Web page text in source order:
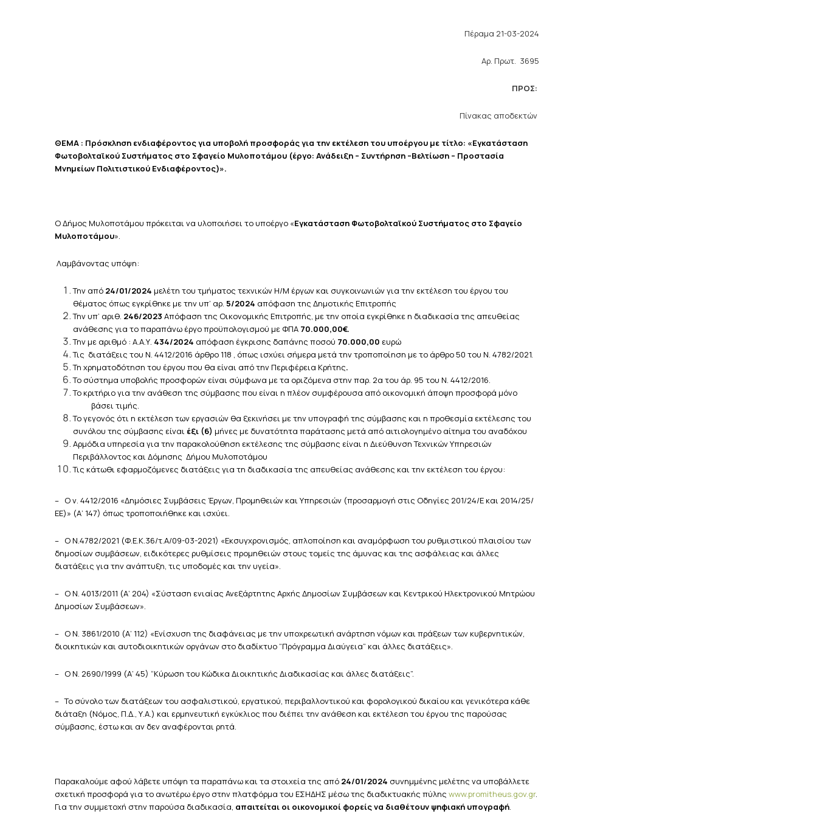
Πέραμα 21-03-2024
Αρ. Πρωτ. 3695
ΠΡΟΣ:
Πίνακας αποδεκτών
ΘΕΜΑ : Πρόσκληση ενδιαφέροντος για υποβολή προσφοράς για την εκτέλεση του υποέργου με τίτλο: «Εγκατάσταση
Φωτοβολταϊκού Συστήματος στο Σφαγείο Μυλοποτάμου (έργο: Ανάδειξη – Συντήρηση –Βελτίωση – Προστασία
Μνημείων Πολιτιστικού Ενδιαφέροντος)».
Ο Δήμος Μυλοποτάμου πρόκειται να υλοποιήσει το υποέργο «Εγκατάσταση Φωτοβολταϊκού Συστήματος στο Σφαγείο
Μυλοποτάμου».
Λαμβάνοντας υπόψη:
Την από 24/01/2024 μελέτη του τμήματος τεχνικών Η/Μ έργων και συγκοινωνιών για την εκτέλεση του έργου του
θέματος όπως εγκρίθηκε με την υπ’ αρ. 5/2024 απόφαση της Δημοτικής Επιτροπής
Την υπ’ αριθ. 246/2023 Απόφαση της Οικονομικής Επιτροπής, με την οποία εγκρίθηκε η διαδικασία της απευθείας
ανάθεσης για το παραπάνω έργο προϋπολογισμού με ΦΠΑ 70.000,00€.
Την με αριθμό : Α.Α.Υ. 434/2024 απόφαση έγκρισης δαπάνης ποσού 70.000,00 ευρώ
Τις διατάξεις του Ν. 4412/2016 άρθρο 118 , όπως ισχύει σήμερα μετά την τροποποίηση με το άρθρο 50 του Ν. 4782/2021.
Τη χρηματοδότηση του έργου που θα είναι από την Περιφέρεια Κρήτης.
Το σύστημα υποβολής προσφορών είναι σύμφωνα με τα οριζόμενα στην παρ. 2α του άρ. 95 του Ν. 4412/2016.
Το κριτήριο για την ανάθεση της σύμβασης που είναι η πλέον συμφέρουσα από οικονομική άποψη προσφορά μόνο
βάσει τιμής.
Το γεγονός ότι η εκτέλεση των εργασιών θα ξεκινήσει με την υπογραφή της σύμβασης και η προθεσμία εκτέλεσης του
συνόλου της σύμβασης είναι έξι (6) μήνες με δυνατότητα παράτασης μετά από αιτιολογημένο αίτημα του αναδόχου
Αρμόδια υπηρεσία για την παρακολούθηση εκτέλεσης της σύμβασης είναι η Διεύθυνση Τεχνικών Υπηρεσιών
Περιβάλλοντος και Δόμησης Δήμου Μυλοποτάμου
Τις κάτωθι εφαρμοζόμενες διατάξεις για τη διαδικασία της απευθείας ανάθεσης και την εκτέλεση του έργου:
– Ο ν. 4412/2016 «Δημόσιες Συμβάσεις Έργων, Προμηθειών και Υπηρεσιών (προσαρμογή στις Οδηγίες 201/24/Ε και 2014/25/
ΕΕ)» (Α’ 147) όπως τροποποιήθηκε και ισχύει.
– Ο Ν.4782/2021 (Φ.Ε.Κ.36/τ.Α/09-03-2021) «Εκσυγχρονισμός, απλοποίηση και αναμόρφωση του ρυθμιστικού πλαισίου των
δημοσίων συμβάσεων, ειδικότερες ρυθμίσεις προμηθειών στους τομείς της άμυνας και της ασφάλειας και άλλες
διατάξεις για την ανάπτυξη, τις υποδομές και την υγεία».
– Ο Ν. 4013/2011 (Α’ 204) «Σύσταση ενιαίας Ανεξάρτητης Αρχής Δημοσίων Συμβάσεων και Κεντρικού Ηλεκτρονικού Μητρώου
Δημοσίων Συμβάσεων».
– Ο Ν. 3861/2010 (Α’ 112) «Ενίσχυση της διαφάνειας με την υποχρεωτική ανάρτηση νόμων και πράξεων των κυβερνητικών,
διοικητικών και αυτοδιοικητικών οργάνων στο διαδίκτυο “Πρόγραμμα Διαύγεια” και άλλες διατάξεις».
– Ο Ν. 2690/1999 (Α’ 45) “Κύρωση του Κώδικα Διοικητικής Διαδικασίας και άλλες διατάξεις”.
– Το σύνολο των διατάξεων του ασφαλιστικού, εργατικού, περιβαλλοντικού και φορολογικού δικαίου και γενικότερα κάθε
διάταξη (Νόμος, Π.Δ., Υ.Α.) και ερμηνευτική εγκύκλιος που διέπει την ανάθεση και εκτέλεση του έργου της παρούσας
σύμβασης, έστω και αν δεν αναφέρονται ρητά.
Παρακαλούμε αφού λάβετε υπόψη τα παραπάνω και τα στοιχεία της από 24/01/2024 συνημμένης μελέτης να υποβάλλετε
σχετική προσφορά για το ανωτέρω έργο στην πλατφόρμα του ΕΣΗΔΗΣ μέσω της διαδικτυακής πύλης www.promitheus.gov.gr.
Για την συμμετοχή στην παρούσα διαδικασία, απαιτείται οι οικονομικοί φορείς να διαθέτουν ψηφιακή υπογραφή.